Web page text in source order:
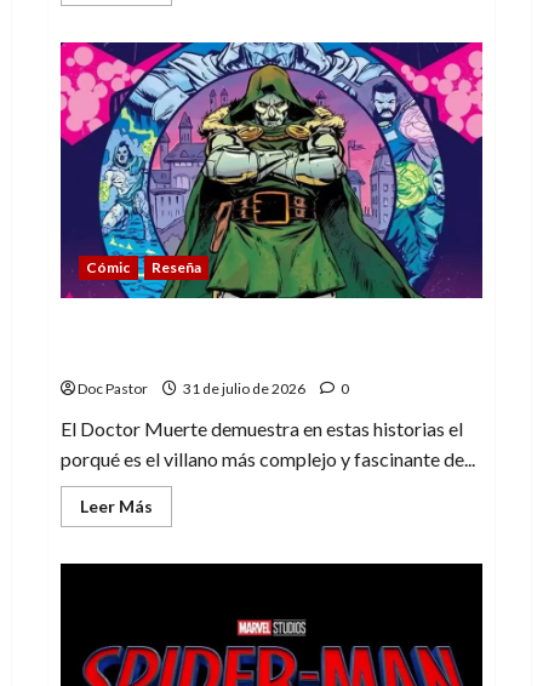
Playmobil
y
WWE
Raw:
primeras
impresiones
de
la
línea
Cómic Reseña
Doc Pastor 31 de julio de 2026 0
El Doctor Muerte demuestra en estas historias el
porqué es el villano más complejo y fascinante de...
Leer Más
más
el
mejor